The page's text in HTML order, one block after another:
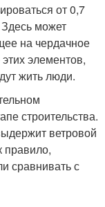
от 0,7
может
на чердачное
элементов,
жить люди.
строительства.
ветровой
правило,
сравнивать с